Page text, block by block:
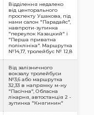
Відділення недалеко
від центорального
проспекту Ушакова, під
нами салон "Парадайс",
навпроти-зупинка
"переулок Казацкий" і
"Перша приватна
поліклініка". Маршрутка
№14,17, тролейбус № 12,8
Від залізничного
вокзалу тролейбуси
№3,6 або маршрутка
32,33 в напрямку м-ну
"Пасічна", Обласна
лікарня, автостанція 2 -
зупинка "Княгинин"